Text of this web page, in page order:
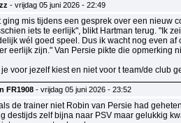
- vrijdag 05 juni 2026 - 22:49
ging mis tijdens een gesprek over een nieuw
iets te eerlijk", blikt Hartman terug. "Ik
wél goed speel. Dus ik wacht nog even af
eerlijk zijn." Van Persie pikte die opmerking
je voor jezelf kiest en niet voor t team/de club
FR1908 - vrijdag 05 juni 2026 - 23:52
de trainer niet Robin van Persie had
destijds zelf bijna naar PSV maar gelukkig